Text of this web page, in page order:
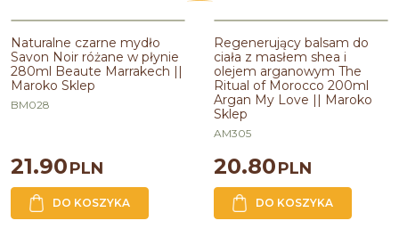
Naturalne czarne mydło
Savon Noir różane w płynie
280ml Beaute Marrakech ||
Maroko Sklep
BM028
21.90PLN
DO KOSZYKA
Regenerujący balsam do
ciała z masłem shea i
olejem arganowym The
Ritual of Morocco 200ml
Argan My Love || Maroko
Sklep
AM305
20.80PLN
DO KOSZYKA